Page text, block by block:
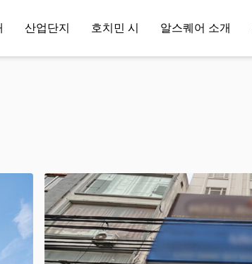
산업단지 호치민 시 알스퀘어 소개